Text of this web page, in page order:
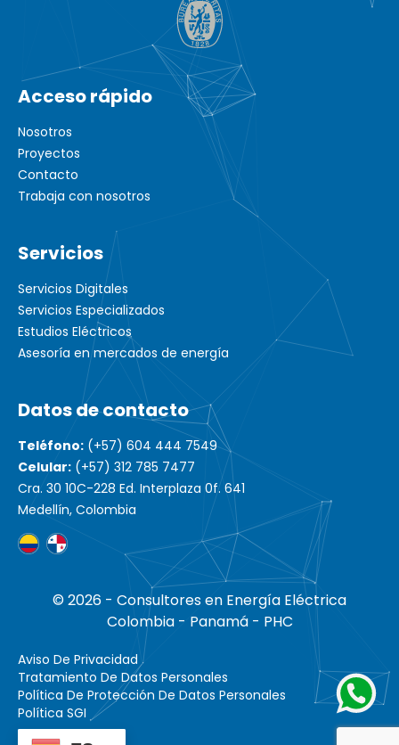
Acceso rápido
Nosotros
Proyectos
Contacto
Trabaja con nosotros
Servicios
Servicios Digitales
Servicios Especializados
Estudios Eléctricos
Asesoría en mercados de energía
Datos de contacto
Teléfono: (+57) 604 444 7549
Celular: (+57) 312 785 7477
Cra. 30 10C-228 Ed. Interplaza 0f. 641
Medellín, Colombia
© 2026 - Consultores en Energía Eléctrica
Colombia - Panamá - PHC
Aviso De Privacidad
Tratamiento De Datos Personales
Política De Protección De Datos Personales
Política SGI